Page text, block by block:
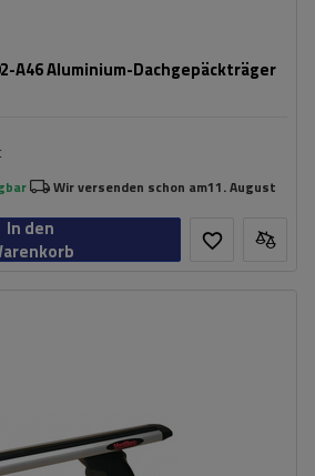
A46 Aluminium-Dachgepäckträger
Wir versenden schon am11. August
In den